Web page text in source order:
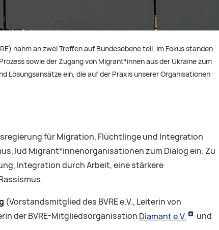
nahm an zwei Treffen auf Bundesebene teil. Im Fokus standen
sowie der Zugang von Migrant*innen aus der Ukraine zum
Lösungsansätze ein, die auf der Praxis unserer Organisationen
für Migration, Flüchtlinge und Integration
lud Migrant*innenorganisationen zum Dialog ein. Zu
Integration durch Arbeit, eine stärkere
(Vorstandsmitglied des BVRE e.V., Leiterin von
der BVRE-Mitgliedsorganisation Diamant e.V.
und